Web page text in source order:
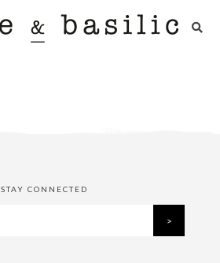
STAY CONNECTED